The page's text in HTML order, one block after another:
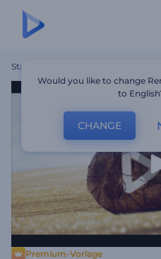
Startseite
Premium-Vorlage
Would you like to change
to
CHANGE